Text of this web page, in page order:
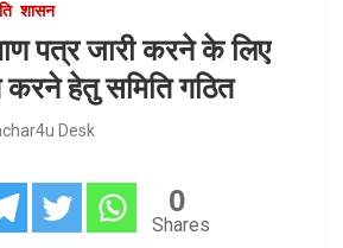
शासन
पत्र जारी करने के लिए
करने हेतु समिति गठित
Desk
0
Shares